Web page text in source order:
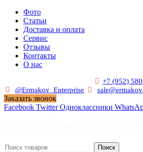
Фото
Статьи
Доставка и оплата
Сервис
Отзывы
Контакты
О нас
+7 (952)
@Ermakov_Enterprise
Заказать звонок
Facebook Twitter Одноклассники
Поиск